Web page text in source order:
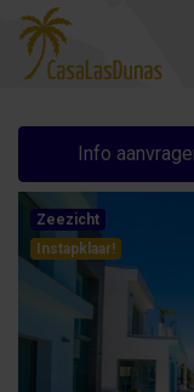
Info
Zeezicht
Instapklaar!